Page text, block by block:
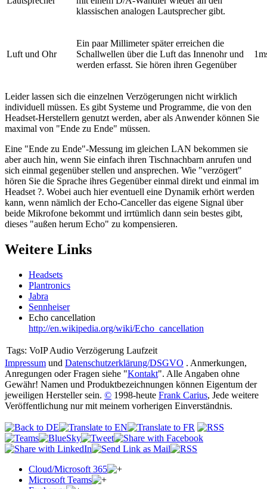
klassischen analogen Lautsprecher gibt.
Luft und Ohr
Ein paar Millimeter später erreichen die
Schallwellen über die Luft das Innenohr und
werden erfasst. Sie hören ihren Gegenüber
Leider lassen sich die einzelnen Verzögerungen nicht wirklich
individuell müssen. Es gibt Systeme und Programme, die von den
Headset-Herstellern genutzt werden, aber als Anwender können Sie
maximal von "Ende zu Ende" müssen.
Eine "Ende zu Ende"-Messung im gleichen LAN bekommen sie
aber auch hin, wenn Sie einfach ihren Tischnachbarn anrufen und
sich einmal gegenüber stellen und ansprechen. Wie "verzögert"
hören Sie die Sprache ihres Gegenüber einmal direkt und einmal im
Headset ?. Wobei auch hier eventuell eine Dynamik erhört werden
kann, wenn nämlich der Echo-Canceller das eigene Signal über
beide Mikrofone bekommt und irrtümlich dann sein bestes gibt,
dieses "außen herum Echo" zu kompensieren.
Weitere Links
Headsets
Plantronics
Jabra
Sennheiser
Echo cancellation
http://en.wikipedia.org/wiki/Echo_cancellation
Tags: VoIP Audio Verzögerung Laufzeit
Impressum und Datenschutzerklärung/DSGVO . Anmerkungen,
Anregungen oder Fragen siehe "Kontakt". Alle Angaben ohne
Gewähr! Namen und Produktbezeichnungen können Eigentum der
jeweiligen Hersteller sein. © 1998-heute Frank Carius, Jede weitere
Veröffentlichung nur mit meinem vorherigen Einverständnis.
Cloud/Microsoft 365
Microsoft Teams